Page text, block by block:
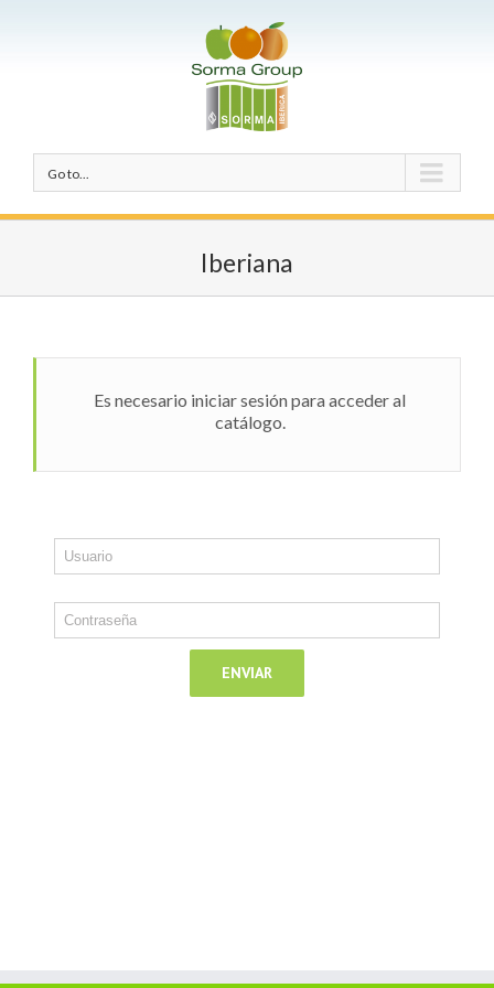
Go to...
Iberiana
Es necesario iniciar sesión para acceder al
catálogo.